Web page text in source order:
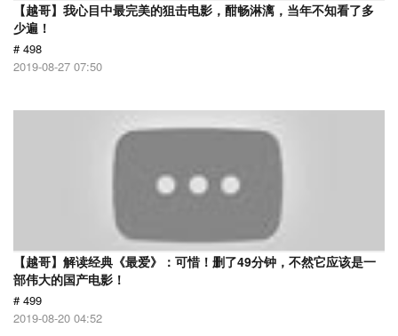
【越哥】我心目中最完美的狙击电影，酣畅淋漓，当年不知看了多
少遍！
# 498
2019-08-27 07:50
【越哥】解读经典《最爱》：可惜！删了49分钟，不然它应该是一
部伟大的国产电影！
# 499
2019-08-20 04:52